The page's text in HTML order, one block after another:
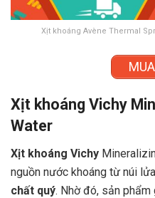
Xịt khoáng Avène Thermal
Xịt khoáng Vichy
Water
Xịt khoáng Vichy
nguồn nước khoáng từ núi
chất quý. Nhờ đó, sản phẩm